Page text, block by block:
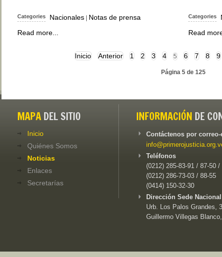
Categories Nacionales
Notas de prensa
Read more...
Categories
Read
Inicio Anterior 1 2 3 4 5 6 7 8 9
Página 5 de 125
MAPA DEL SITIO
Inicio
Quiénes Somos
Noticias
Enlaces
Secretarías
INFORMACIÓN DE
Contáctenos por
Teléfonos
(0212) 285-83-91 / 87-50 /
(0212) 286-73-03 / 88-55
(0414) 150-32-30
Dirección Sede
Urb. Los Palos Grandes,
Guillermo Villegas